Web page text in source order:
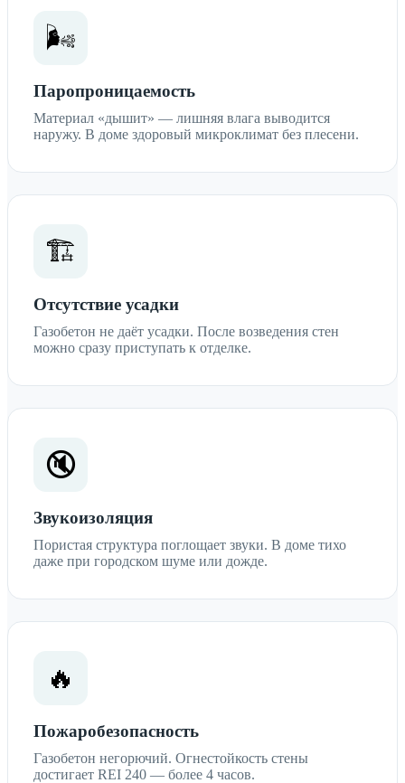
🌬️
Паропроницаемость
Материал «дышит» — лишняя влага выводится
наружу. В доме здоровый микроклимат без плесени.
🏗️
Отсутствие усадки
Газобетон не даёт усадки. После возведения стен
можно сразу приступать к отделке.
🔇
Звукоизоляция
Пористая структура поглощает звуки. В доме тихо
даже при городском шуме или дожде.
🔥
Пожаробезопасность
Газобетон негорючий. Огнестойкость стены
достигает REI 240 — более 4 часов.